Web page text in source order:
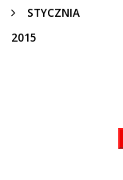
STYCZNIA
2015